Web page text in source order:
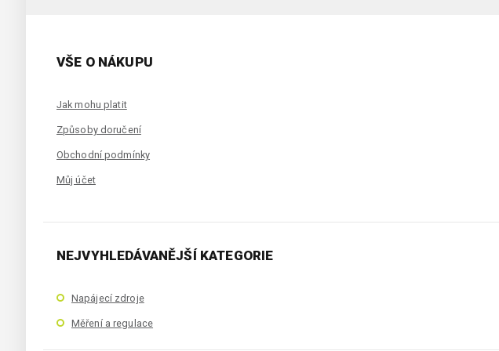
VŠE O NÁKUPU
Jak mohu platit
Způsoby doručení
Obchodní podmínky
Můj účet
NEJVYHLEDÁVANĚJŠÍ KATEGORIE
Napájecí zdroje
Měření a regulace